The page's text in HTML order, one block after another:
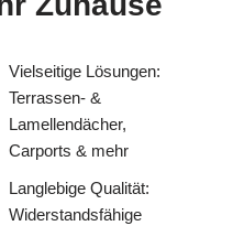
Vielseitige Lösungen:
Terrassen- &
Lamellendächer,
Carports & mehr
Langlebige Qualität:
Widerstandsfähige